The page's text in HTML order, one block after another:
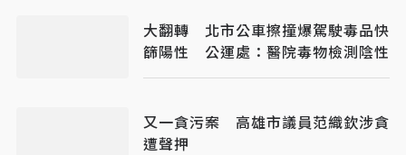
大翻轉 北市公車擦撞爆駕駛毒品快
篩陽性 公運處：醫院毒物檢測陰性
又一貪污案 高雄市議員范織欽涉貪
遭聲押